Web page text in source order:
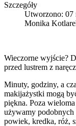
Szczegóły
Utworzono: 07
Monika
Wieczorne wyjście?
przed lustrem z
Minuty, godziny, a
makijażystki mogą
piękna. Poza
używamy podobnych
powiek, kredka, róż,